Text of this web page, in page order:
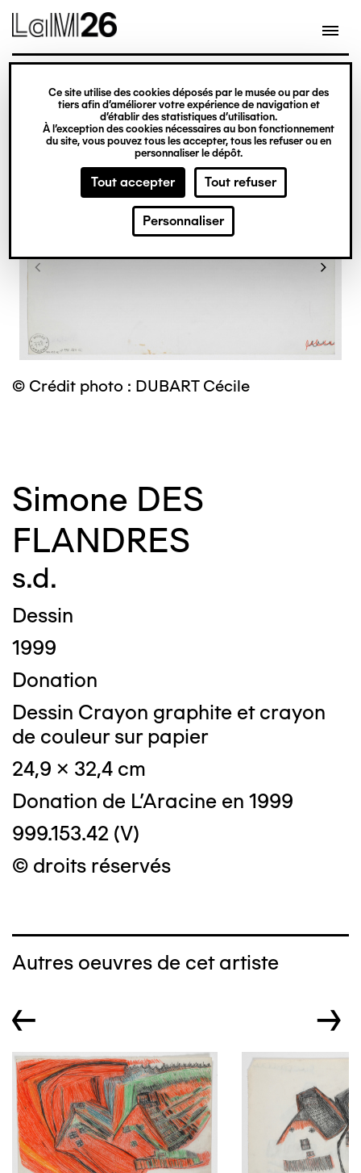
Gestion des cookies
Ce site utilise des cookies déposés par le musée ou par des
tiers afin d’améliorer votre expérience de navigation et
d’établir des statistiques d’utilisation.
À l’exception des cookies nécessaires au bon fonctionnement
du site, vous pouvez tous les accepter, tous les refuser ou en
personnaliser le dépôt.
Tout accepter Tout refuser
Personnaliser
contenu
© Crédit photo : DUBART Cécile
Simone DES
FLANDRES
s.d.
Dessin
1999
Donation
Dessin Crayon graphite et crayon
de couleur sur papier
24,9 x 32,4 cm
Donation de L'Aracine en 1999
999.153.42 (V)
© droits réservés
Autres oeuvres de cet artiste
← →